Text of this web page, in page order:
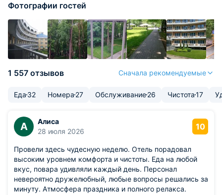
Фотографии гостей
1 557 отзывов Сначала рекомендуемые
Еда 32 Номера 27 Обслуживание26 Чистота17
А
Алиса
28 июля 2026
10
Провели здесь чудесную неделю. Отель порадовал
высоким уровнем комфорта и чистоты. Еда на любой
вкус, повара удивляли каждый день. Персонал
невероятно дружелюбный, любые вопросы решались за
минуту. Атмосфера праздника и полного релакса.